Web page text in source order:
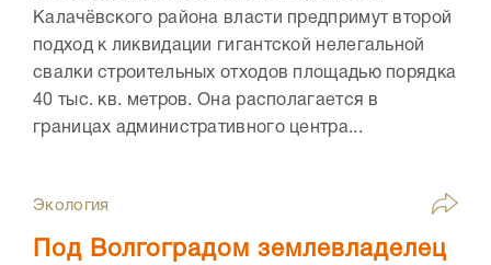
Калачёвского района власти предпримут второй
подход к ликвидации гигантской нелегальной
свалки строительных отходов площадью порядка
40 тыс. кв. метров. Она располагается в
границах административного центра...
Экология
Под Волгоградом землевладелец